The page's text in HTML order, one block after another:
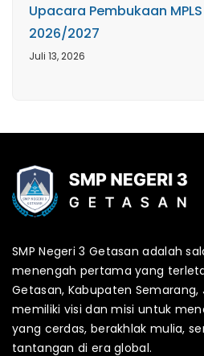
Upacara Pembukaan
2026/2027
Juli 13, 2026
SMP Negeri 3 Getasan adalah
menengah pertama yang
Getasan, Kabupaten Semarang,
memiliki visi dan misi untuk
yang cerdas, berakhlak mulia,
tantangan di era global.